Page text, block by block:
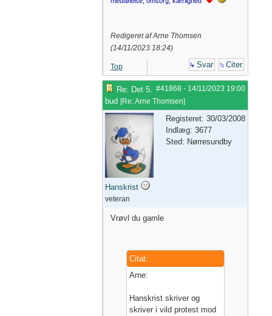
Redigeret af Arne Thomsen
(14/11/2023 18:24)
Top Svar Citer
#41868 - 14/11/2023 19:00
Re: Det 5.
bud [Re: Arne Thomsen]
Hanskrist
veteran
Registeret: 30/03/2008
Indlæg: 3677
Sted: Nørresundby
Vrøvl du gamle
Citat:
Arne:
Hanskrist skriver og
skriver i vild protest mod